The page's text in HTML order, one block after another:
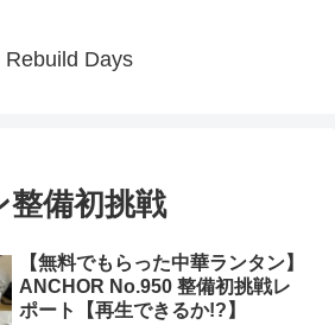
Rebuild Days
整備初挑戦
【無料でもらった中華ランタン】
ANCHOR No.950 整備初挑戦レ
ポート【再生できるか!?】